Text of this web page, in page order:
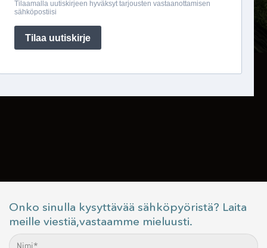
Onko sinulla kysyttävää sähköpyöristä? Laita
meille viestiä,vastaamme mieluusti.